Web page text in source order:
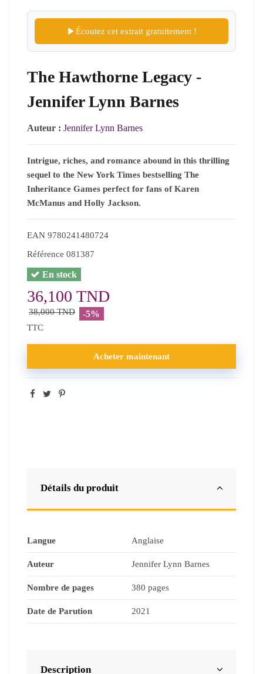
Écoutez cet extrait gratuitement !
The Hawthorne Legacy -
Jennifer Lynn Barnes
Auteur : Jennifer Lynn Barnes
Intrigue, riches, and romance abound in this thrilling
sequel to the New York Times bestselling The
Inheritance Games perfect for fans of Karen
McManus and Holly Jackson.
EAN 9780241480724
Référence 081387
En stock
36,100 TND
38,000 TND -5%
TTC
Acheter maintenant
Détails du produit
Langue Anglaise
Auteur Jennifer Lynn Barnes
Nombre de pages 380 pages
Date de Parution 2021
Description